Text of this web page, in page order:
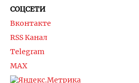
СОЦСЕТИ
Вконтакте
RSS Канал
Telegram
MAX